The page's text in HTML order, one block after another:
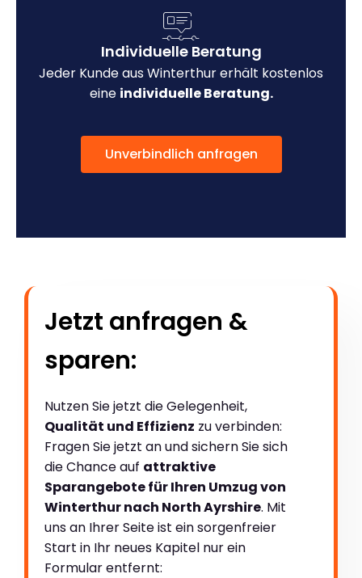
Individuelle Beratung
Jeder Kunde aus Winterthur erhält kostenlos
eine individuelle Beratung.
Unverbindlich anfragen
Jetzt anfragen &
sparen:
Nutzen Sie jetzt die Gelegenheit,
Qualität und Effizienz zu verbinden:
Fragen Sie jetzt an und sichern Sie sich
die Chance auf attraktive
Sparangebote für Ihren Umzug von
Winterthur nach North Ayrshire. Mit
uns an Ihrer Seite ist ein sorgenfreier
Start in Ihr neues Kapitel nur ein
Formular entfernt: